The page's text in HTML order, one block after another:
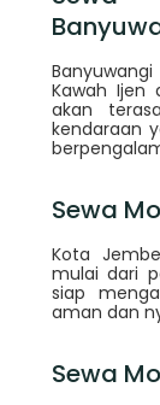
Kawah Ijen
akan
kendaraan
Sewa
Kota
mulai dari
siap
aman dan
Sewa